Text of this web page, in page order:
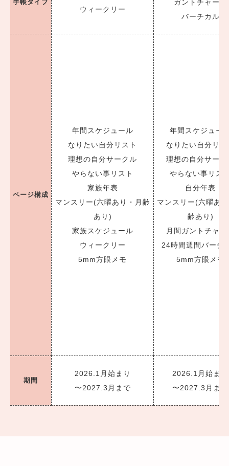
手帳タイプ
ウィークリー
ガントチャート
バーチカル
ページ構成
年間スケジュール
なりたい自分リスト
理想の自分サークル
やらない事リスト
家族年表
マンスリー(六曜あり・月齢
あり)
家族スケジュール
ウィークリー
5mm方眼メモ
年間スケジュー
なりたい自分リス
理想の自分サーク
やらない事リス
自分年表
マンスリー(六曜あ
齢あり)
月間ガントチャー
24時間週間バーチ
5mm方眼メモ
期間
2026.1月始まり
〜2027.3月まで
2026.1月始まり
〜2027.3月まで